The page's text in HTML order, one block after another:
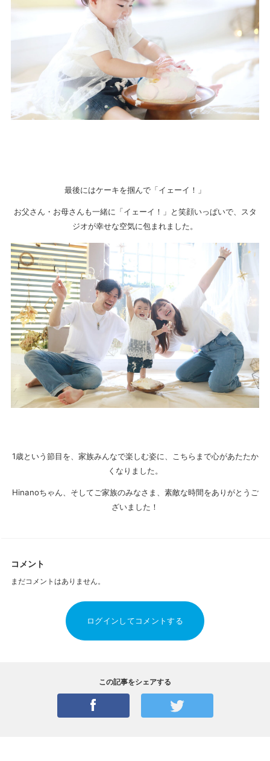
最後にはケーキを掴んで「イェーイ！」
お父さん・お母さんも一緒に「イェーイ！」と笑顔いっぱいで、スタ
ジオが幸せな空気に包まれました。
1歳という節目を、家族みんなで楽しむ姿に、こちらまで心があたたか
くなりました。
Hinanoちゃん、そしてご家族のみなさま、素敵な時間をありがとうご
ざいました！
コメント
まだコメントはありません。
ログインしてコメントする
この記事をシェアする